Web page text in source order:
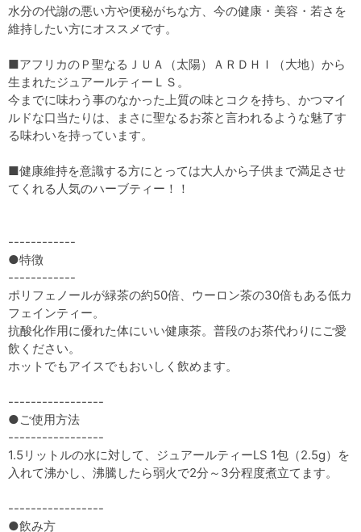
水分の代謝の悪い方や便秘がちな方、今の健康・美容・若さを
維持したい方にオススメです。
■アフリカのＰ聖なるＪＵＡ（太陽）ＡＲＤＨＩ（大地）から
生まれたジュアールティーＬＳ。
今までに味わう事のなかった上質の味とコクを持ち、かつマイ
ルドな口当たりは、まさに聖なるお茶と言われるような魅了す
る味わいを持っています。
■健康維持を意識する方にとっては大人から子供まで満足させ
てくれる人気のハーブティー！！
------------
●特徴
------------
ポリフェノールが緑茶の約50倍、ウーロン茶の30倍もある低カ
フェインティー。
抗酸化作用に優れた体にいい健康茶。普段のお茶代わりにご愛
飲ください。
ホットでもアイスでもおいしく飲めます。
-----------------
●ご使用方法
-----------------
1.5リットルの水に対して、ジュアールティーLS 1包（2.5g）を
入れて沸かし、沸騰したら弱火で2分～3分程度煮立てます。
-----------------
●飲み方